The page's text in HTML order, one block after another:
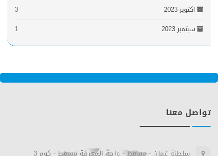
اكتوبر 2023
3
سبتمبر 2023
1
تواصل معنا
سلطنة عُمان - مسقط - واحة المعرفة مسقط - كوم 3